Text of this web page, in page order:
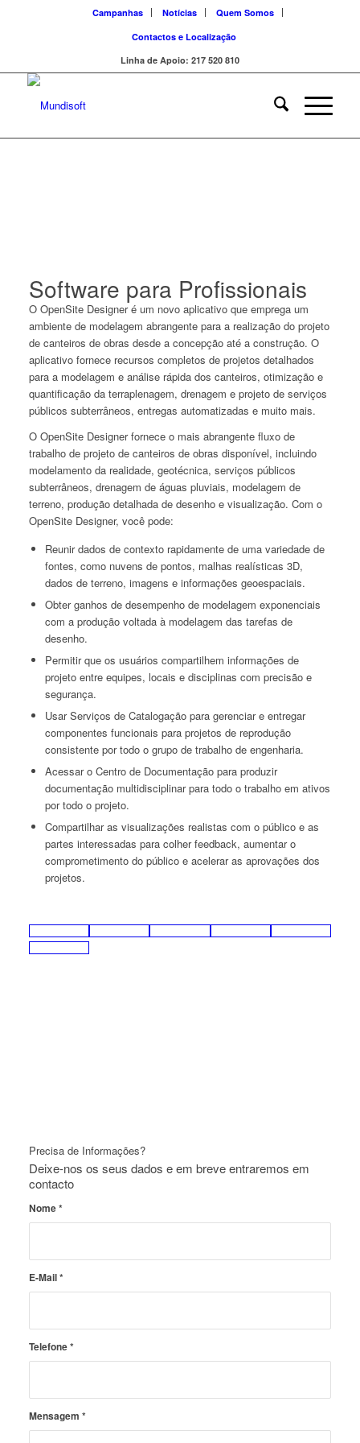
Campanhas Notícias
Quem Somos
Contactos e Localização
Linha de Apoio: 217 520 810
Software para Profissionais
O OpenSite Designer é um novo aplicativo que emprega um
ambiente de modelagem abrangente para a realização do projeto
de canteiros de obras desde a concepção até a construção. O
aplicativo fornece recursos completos de projetos detalhados
para a modelagem e análise rápida dos canteiros, otimização e
quantificação da terraplenagem, drenagem e projeto de serviços
públicos subterrâneos, entregas automatizadas e muito mais.
O OpenSite Designer fornece o mais abrangente fluxo de
trabalho de projeto de canteiros de obras disponível, incluindo
modelamento da realidade, geotécnica, serviços públicos
subterrâneos, drenagem de águas pluviais, modelagem de
terreno, produção detalhada de desenho e visualização. Com o
OpenSite Designer, você pode:
Reunir dados de contexto rapidamente de uma variedade de
fontes, como nuvens de pontos, malhas realísticas 3D,
dados de terreno, imagens e informações geoespaciais.
Obter ganhos de desempenho de modelagem exponenciais
com a produção voltada à modelagem das tarefas de
desenho.
Permitir que os usuários compartilhem informações de
projeto entre equipes, locais e disciplinas com precisão e
segurança.
Usar Serviços de Catalogação para gerenciar e entregar
componentes funcionais para projetos de reprodução
consistente por todo o grupo de trabalho de engenharia.
Acessar o Centro de Documentação para produzir
documentação multidisciplinar para todo o trabalho em ativos
por todo o projeto.
Compartilhar as visualizações realistas com o público e as
partes interessadas para colher feedback, aumentar o
comprometimento do público e acelerar as aprovações dos
projetos.
Precisa de Informações?
Deixe-nos os seus dados e em breve entraremos em
contacto
Nome*
E-Mail*
Telefone*
Mensagem *